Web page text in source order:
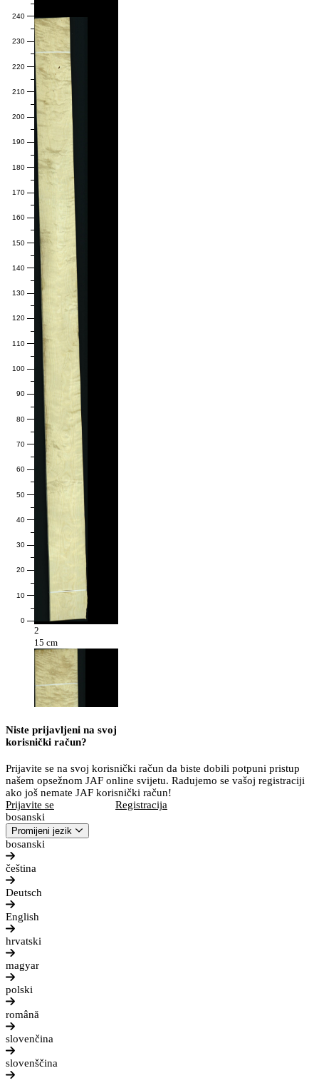
0
10
20
30
40
50
60
70
80
90
100
110
120
130
140
150
160
170
180
190
200
210
220
230
240
2
15 cm
Niste prijavljeni na svoj
korisnički račun?
Prijavite se na svoj korisnički račun da biste dobili potpuni pristup
našem opsežnom JAF online svijetu. Radujemo se vašoj registraciji
ako još nemate JAF korisnički račun!
Prijavite se
Registracija
bosanski
Promijeni jezik
bosanski
čeština
Deutsch
English
hrvatski
magyar
polski
română
slovenčina
slovenščina